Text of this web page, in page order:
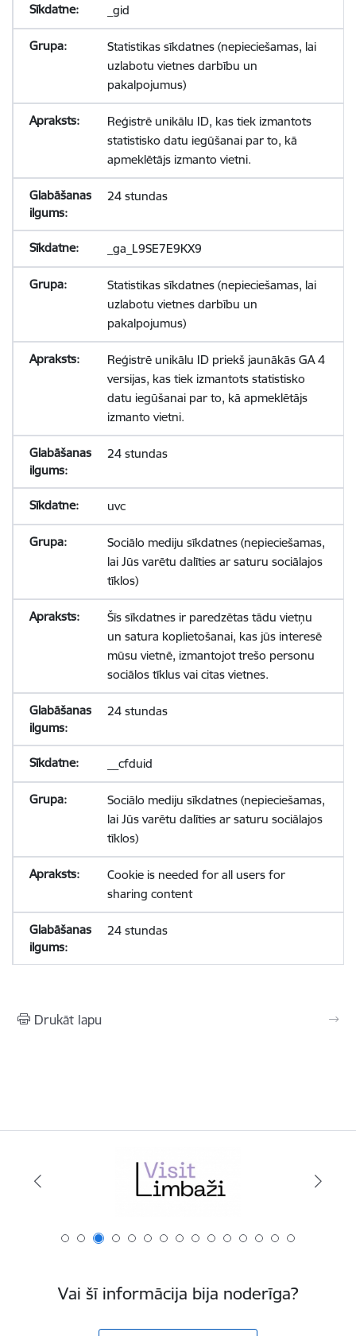
_gid
Statistikas sīkdatnes (nepieciešamas, lai
uzlabotu vietnes darbību un
pakalpojumus)
Reģistrē unikālu ID, kas tiek izmantots
statistisko datu iegūšanai par to, kā
apmeklētājs izmanto vietni.
24 stundas
_ga_L9SE7E9KX9
Statistikas sīkdatnes (nepieciešamas, lai
uzlabotu vietnes darbību un
pakalpojumus)
Reģistrē unikālu ID priekš jaunākās GA 4
versijas, kas tiek izmantots statistisko
datu iegūšanai par to, kā apmeklētājs
izmanto vietni.
24 stundas
uvc
Sociālo mediju sīkdatnes (nepieciešamas,
lai Jūs varētu dalīties ar saturu sociālajos
tīklos)
Šīs sīkdatnes ir paredzētas tādu vietņu
un satura koplietošanai, kas jūs interesē
mūsu vietnē, izmantojot trešo personu
sociālos tīklus vai citas vietnes.
24 stundas
__cfduid
Sociālo mediju sīkdatnes (nepieciešamas,
lai Jūs varētu dalīties ar saturu sociālajos
tīklos)
Cookie is needed for all users for
sharing content
24 stundas
Drukāt lapu
Vai šī informācija bija noderīga?